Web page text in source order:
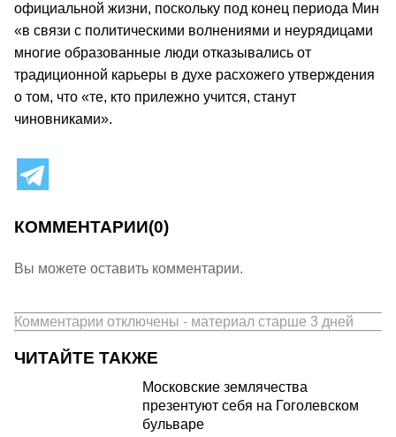
официальной жизни, поскольку под конец периода Мин
«в связи с политическими волнениями и неурядицами
многие образованные люди отказывались от
традиционной карьеры в духе расхожего утверждения
о том, что «те, кто прилежно учится, станут
чиновниками».
КОММЕНТАРИИ(0)
Вы можете оставить комментарии.
Комментарии отключены - материал старше 3 дней
ЧИТАЙТЕ ТАКЖЕ
Московские землячества
презентуют себя на Гоголевском
бульваре